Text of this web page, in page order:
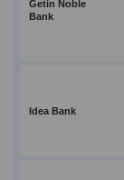
Getin Noble
Bank
Idea Bank